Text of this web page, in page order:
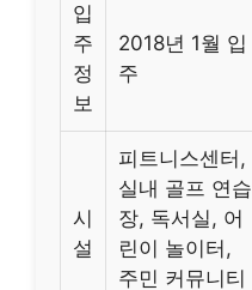
입
주
정
보
2018년 1월 입
주
시
설
피트니스센터,
실내 골프 연습
장, 독서실, 어
린이 놀이터,
주민 커뮤니티